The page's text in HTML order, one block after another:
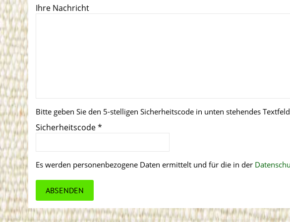
Ihre Nachricht
Bitte geben Sie den 5-stelligen Sicherheitscode in unten stehendes
Sicherheitscode*
Es werden personenbezogene Daten ermittelt und für die in der